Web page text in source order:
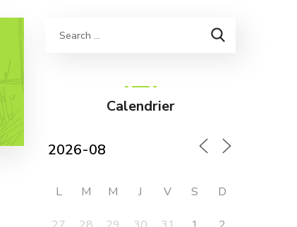
Calendrier
L M M J V S D